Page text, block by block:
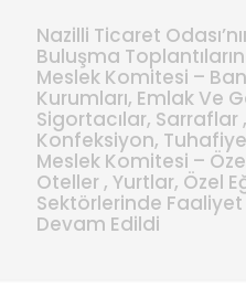
Nazilli Ticaret
Buluşma
Meslek Komitesi –
Kurumları, Emlak Ve
Sigortacılar, Sarraflar
Konfeksiyon,
Meslek Komitesi –
Oteller , Yurtlar, Özel
Sektörlerinde
Devam Edildi